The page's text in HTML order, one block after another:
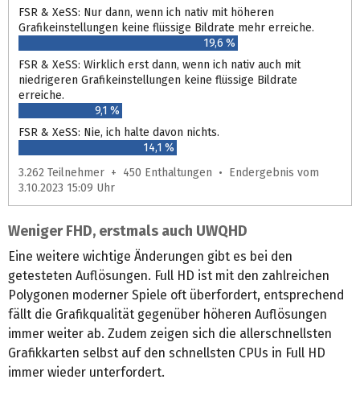
FSR & XeSS: Nur dann, wenn ich nativ mit höheren
Grafikeinstellungen keine flüssige Bildrate mehr erreiche.
19,6 %
FSR & XeSS: Wirklich erst dann, wenn ich nativ auch mit
niedrigeren Grafikeinstellungen keine flüssige Bildrate
erreiche.
9,1 %
FSR & XeSS: Nie, ich halte davon nichts.
14,1 %
3.262 Teilnehmer + 450 Enthaltungen • Endergebnis vom
3.10.2023 15:09 Uhr
Weniger FHD, erstmals auch UWQHD
Eine weitere wichtige Änderungen gibt es bei den
getesteten Auflösungen. Full HD ist mit den zahlreichen
Polygonen moderner Spiele oft überfordert, entsprechend
fällt die Grafikqualität gegenüber höheren Auflösungen
immer weiter ab. Zudem zeigen sich die allerschnellsten
Grafikkarten selbst auf den schnellsten CPUs in Full HD
immer wieder unterfordert.